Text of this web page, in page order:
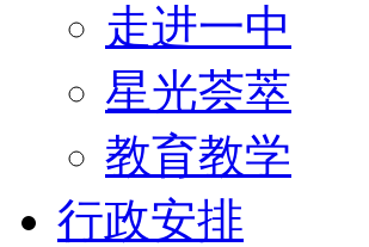
走进一中
星光荟萃
教育教学
行政安排